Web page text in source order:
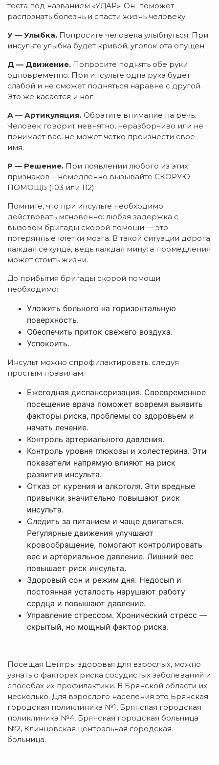
теста под названием «УДАР». Он поможет
распознать болезнь и спасти жизнь человеку.
У — Улыбка. Попросите человека улыбнуться. При
инсульте улыбка будет кривой, уголок рта опущен.
Д — Движение. Попросите поднять обе руки
одновременно. При инсульте одна рука будет
слабой и не сможет подняться наравне с другой.
Это же касается и ног.
А — Артикуляция. Обратите внимание на речь.
Человек говорит невнятно, неразборчиво или не
понимает вас, не может четко произнести свое
имя.
Р — Решение. При появлении любого из этих
признаков – немедленно вызывайте СКОРУЮ
ПОМОЩЬ (103 или 112)!
Помните, что при инсульте необходимо
действовать мгновенно: любая задержка с
вызовом бригады скорой помощи — это
потерянные клетки мозга. В такой ситуации дорога
каждая секунда, ведь каждая минута промедления
может стоить жизни.
До прибытия бригады скорой помощи
необходимо:
Уложить больного на горизонтальную
поверхность.
Обеспечить приток свежего воздуха.
Успокоить.
Инсульт можно спрофилактировать, следуя
простым правилам:
Ежегодная диспансеризация. Своевременное
посещение врача поможет вовремя выявить
факторы риска, проблемы со здоровьем и
начать лечение.
Контроль артериального давления.
Контроль уровня глюкозы и холестерина. Эти
показатели напрямую влияют на риск
развития инсульта.
Отказ от курения и алкоголя. Эти вредные
привычки значительно повышают риск
инсульта.
Следить за питанием и чаще двигаться.
Регулярные движения улучшают
кровообращение, помогают контролировать
вес и артериальное давление. Лишний вес
повышает риск инсульта.
Здоровый сон и режим дня. Недосып и
постоянная усталость нарушают работу
сердца и повышают давление.
Управление стрессом. Хронический стресс —
скрытый, но мощный фактор риска.
Посещая Центры здоровья для взрослых, можно
узнать о факторах риска сосудистых заболеваний и
способах их профилактики. В Брянской области их
несколько. Для взрослого населения это Брянская
городская поликлиника №1, Брянская городская
поликлиника №4, Брянская городская больница
№2, Клинцовская центральная городская
больница.